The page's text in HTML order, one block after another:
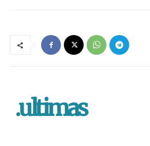
.ultimas